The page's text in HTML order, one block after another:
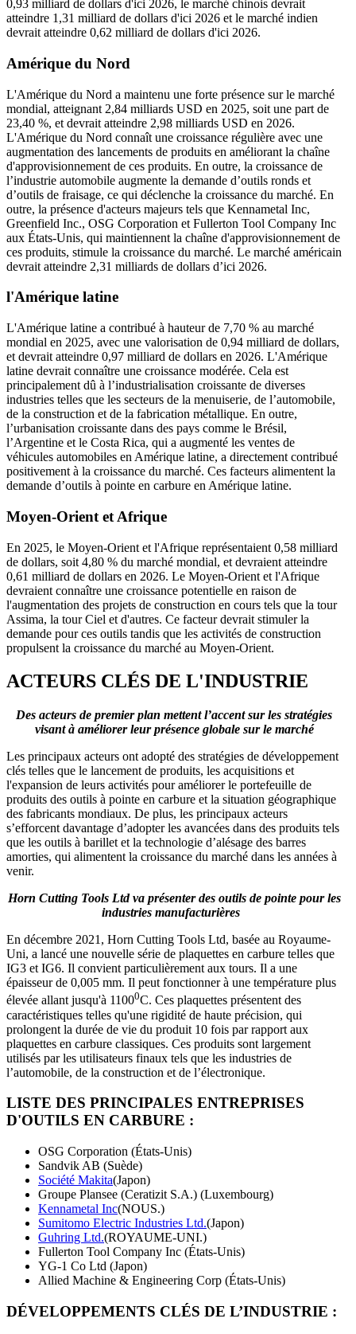
0,93 milliard de dollars d'ici 2026, le marché chinois devrait
atteindre 1,31 milliard de dollars d'ici 2026 et le marché indien
devrait atteindre 0,62 milliard de dollars d'ici 2026.
Amérique du Nord
L'Amérique du Nord a maintenu une forte présence sur le marché
mondial, atteignant 2,84 milliards USD en 2025, soit une part de
23,40 %, et devrait atteindre 2,98 milliards USD en 2026.
L'Amérique du Nord connaît une croissance régulière avec une
augmentation des lancements de produits en améliorant la chaîne
d'approvisionnement de ces produits. En outre, la croissance de
l’industrie automobile augmente la demande d’outils ronds et
d’outils de fraisage, ce qui déclenche la croissance du marché. En
outre, la présence d'acteurs majeurs tels que Kennametal Inc,
Greenfield Inc., OSG Corporation et Fullerton Tool Company Inc
aux États-Unis, qui maintiennent la chaîne d'approvisionnement de
ces produits, stimule la croissance du marché. Le marché américain
devrait atteindre 2,31 milliards de dollars d’ici 2026.
l'Amérique latine
L'Amérique latine a contribué à hauteur de 7,70 % au marché
mondial en 2025, avec une valorisation de 0,94 milliard de dollars,
et devrait atteindre 0,97 milliard de dollars en 2026. L'Amérique
latine devrait connaître une croissance modérée. Cela est
principalement dû à l’industrialisation croissante de diverses
industries telles que les secteurs de la menuiserie, de l’automobile,
de la construction et de la fabrication métallique. En outre,
l’urbanisation croissante dans des pays comme le Brésil,
l’Argentine et le Costa Rica, qui a augmenté les ventes de
véhicules automobiles en Amérique latine, a directement contribué
positivement à la croissance du marché. Ces facteurs alimentent la
demande d’outils à pointe en carbure en Amérique latine.
Moyen-Orient et Afrique
En 2025, le Moyen-Orient et l'Afrique représentaient 0,58 milliard
de dollars, soit 4,80 % du marché mondial, et devraient atteindre
0,61 milliard de dollars en 2026. Le Moyen-Orient et l'Afrique
devraient connaître une croissance potentielle en raison de
l'augmentation des projets de construction en cours tels que la tour
Assima, la tour Ciel et d'autres. Ce facteur devrait stimuler la
demande pour ces outils tandis que les activités de construction
propulsent la croissance du marché au Moyen-Orient.
ACTEURS CLÉS DE L'INDUSTRIE
Des acteurs de premier plan mettent l’accent sur les stratégies
visant à améliorer leur présence globale sur le marché
Les principaux acteurs ont adopté des stratégies de développement
clés telles que le lancement de produits, les acquisitions et
l'expansion de leurs activités pour améliorer le portefeuille de
produits des outils à pointe en carbure et la situation géographique
des fabricants mondiaux. De plus, les principaux acteurs
s’efforcent davantage d’adopter les avancées dans des produits tels
que les outils à barillet et la technologie d’alésage des barres
amorties, qui alimentent la croissance du marché dans les années à
venir.
Horn Cutting Tools Ltd va présenter des outils de pointe pour les
industries manufacturières
En décembre 2021, Horn Cutting Tools Ltd, basée au Royaume-
Uni, a lancé une nouvelle série de plaquettes en carbure telles que
IG3 et IG6. Il convient particulièrement aux tours. Il a une
épaisseur de 0,005 mm. Il peut fonctionner à une température plus
élevée allant jusqu'à 11000C. Ces plaquettes présentent des
caractéristiques telles qu'une rigidité de haute précision, qui
prolongent la durée de vie du produit 10 fois par rapport aux
plaquettes en carbure classiques. Ces produits sont largement
utilisés par les utilisateurs finaux tels que les industries de
l’automobile, de la construction et de l’électronique.
LISTE DES PRINCIPALES ENTREPRISES
D'OUTILS EN CARBURE :
OSG Corporation (États-Unis)
Sandvik AB (Suède)
Société Makita(Japon)
Groupe Plansee (Ceratizit S.A.) (Luxembourg)
Kennametal Inc(NOUS.)
Sumitomo Electric Industries Ltd.(Japon)
Guhring Ltd.(ROYAUME-UNI.)
Fullerton Tool Company Inc (États-Unis)
YG-1 Co Ltd (Japon)
Allied Machine & Engineering Corp (États-Unis)
DÉVELOPPEMENTS CLÉS DE L’INDUSTRIE :